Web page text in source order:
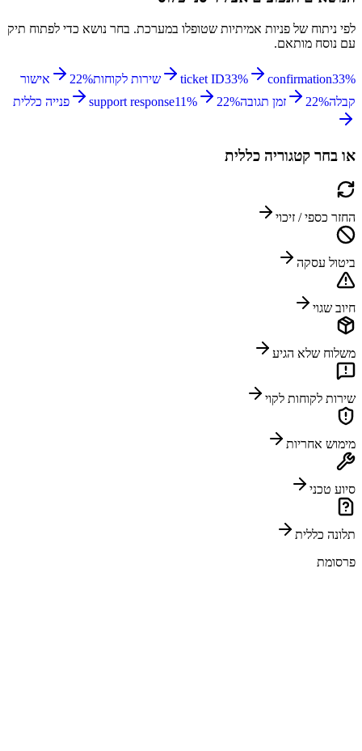
לפי ניתוח של פניות אמיתיות שטופלו במערכת. בחר נושא כדי לפתוח תיק
עם נוסח מותאם.
ticket ID33% confirmation33% שירות לקוחות 22%
אישור
קבלה
22% זמן תגובה 22%
support response11% פנייה כללית
או בחר קטגוריה כללית
החזר כספי / זיכוי
ביטול עסקה
חיוב שגוי
משלוח שלא הגיע
שירות לקוחות לקוי
מימוש אחריות
סיוע טכני
תלונה כללית
פרסומת